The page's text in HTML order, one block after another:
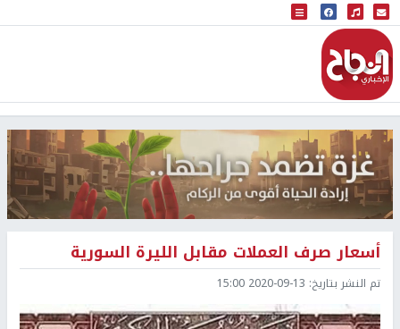
البث المباشر
إذاعة النجاح
أسعار صرف العملات مقابل الليرة السورية
تم النشر بتاريخ: 2020-09-13 15:00